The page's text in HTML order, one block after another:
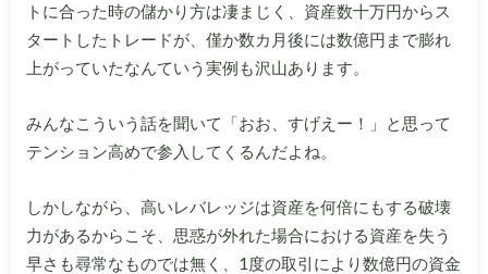
トに合った時の儲かり方は凄まじく、資産数十万円からス
タートしたトレードが、僅か数カ月後には数億円まで膨れ
上がっていたなんていう実例も沢山あります。
みんなこういう話を聞いて「おお、すげえー！」と思って
テンション高めで参入してくるんだよね。
しかしながら、高いレバレッジは資産を何倍にもする破壊
力があるからこそ、思惑が外れた場合における資産を失う
早さも尋常なものでは無く、1度の取引により数億円の資金